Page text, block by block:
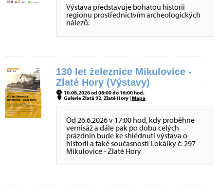
Výstava představuje bohatou historii
regionu prostřednictvím archeologických
nálezů.
130 let železnice Mikulovice -
Zlaté Hory (Výstavy)
10.08.2026 od 08:00 do 16:00 hod.
Galerie Zlatá 92, Zlaté Hory |Mapa
Od 26.6.2026 v 17:00 hod, kdy proběhne
vernisáž a dále pak po dobu celých
prázdnin bude ke shlédnutí výstava o
historii a také současnosti Lokálky č. 297
Mikulovice - Zlaté Hory